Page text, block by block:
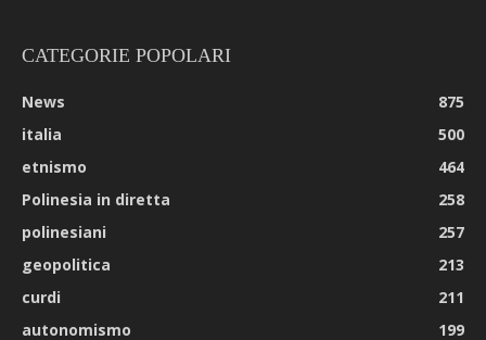
CATEGORIE POPOLARI
News
875
italia
500
etnismo
464
Polinesia in diretta
258
polinesiani
257
geopolitica
213
curdi
211
autonomismo
199